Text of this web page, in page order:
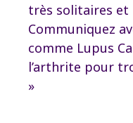
très solitaires et
Communiquez
comme Lupus
l’arthrite pour
»